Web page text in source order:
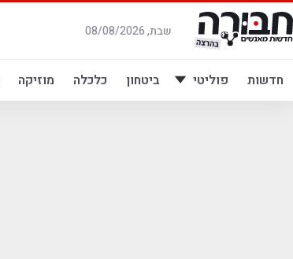
דלג
לתוכן
שבת, 08/08/2026
חדשות פוליטי ביטחון כלכלה מוזיקה